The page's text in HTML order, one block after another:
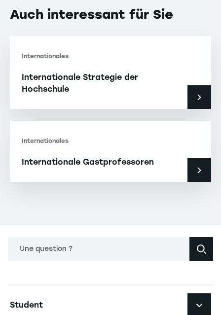
Auch interessant für Sie
Internationales
Internationale Strategie der
Hochschule
Internationales
Internationale Gastprofessoren
Une question ?
Student